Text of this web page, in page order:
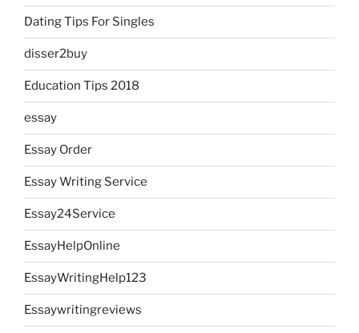
Dating Tips For Singles
disser2buy
Education Tips 2018
essay
Essay Order
Essay Writing Service
Essay24Service
EssayHelpOnline
EssayWritingHelp123
Essaywritingreviews